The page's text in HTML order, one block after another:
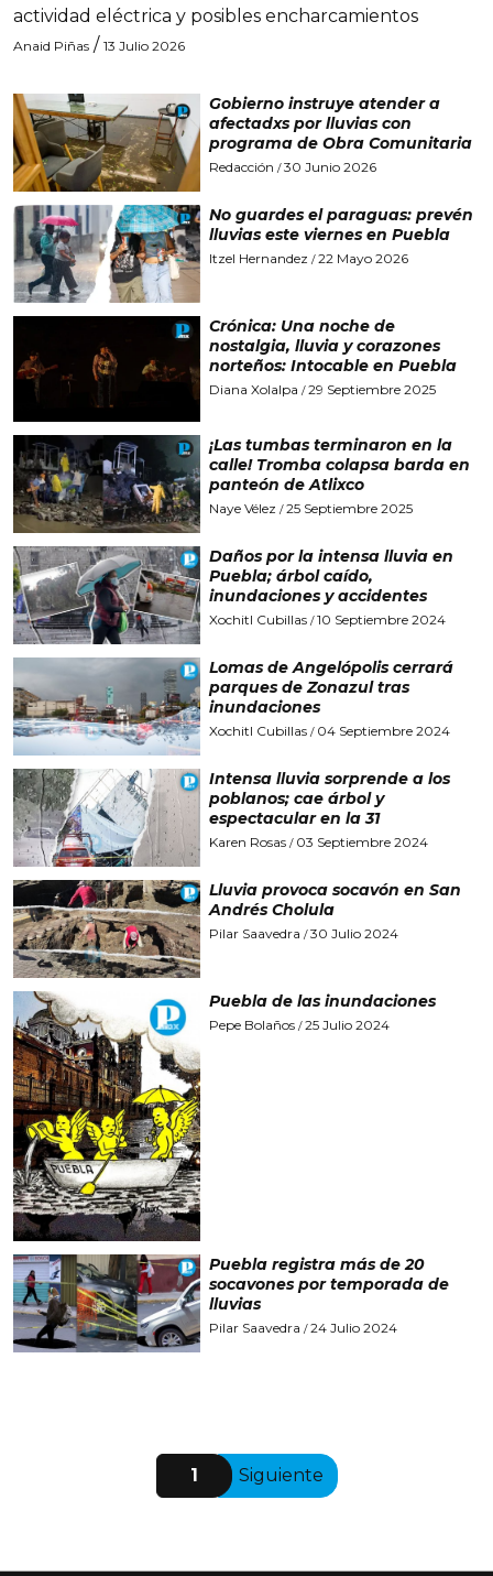
actividad eléctrica y posibles encharcamientos
Anaid Piñas / 13 Julio 2026
Gobierno instruye atender a
afectadxs por lluvias con
programa de Obra Comunitaria
Redacción /30 Junio 2026
No guardes el paraguas: prevén
lluvias este viernes en Puebla
Itzel Hernandez /22 Mayo 2026
Crónica: Una noche de
nostalgia, lluvia y corazones
norteños: Intocable en Puebla
Diana Xolalpa /29 Septiembre 2025
¡Las tumbas terminaron en la
calle! Tromba colapsa barda en
panteón de Atlixco
Naye Vélez /25 Septiembre 2025
Daños por la intensa lluvia en
Puebla; árbol caído,
inundaciones y accidentes
Xochitl Cubillas/10 Septiembre 2024
Lomas de Angelópolis cerrará
parques de Zonazul tras
inundaciones
Xochitl Cubillas/ 04 Septiembre 2024
Intensa lluvia sorprende a los
poblanos; cae árbol y
espectacular en la 31
Karen Rosas/ 03 Septiembre 2024
Lluvia provoca socavón en San
Andrés Cholula
Pilar Saavedra /30 Julio 2024
Puebla de las inundaciones
Pepe Bolaños/25 Julio 2024
Puebla registra más de 20
socavones por temporada de
lluvias
Pilar Saavedra /24 Julio 2024
1 Siguiente